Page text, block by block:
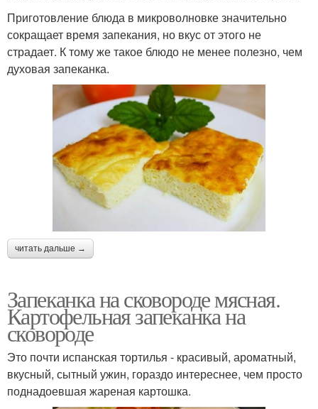
Приготовление блюда в микроволновке значительно
сокращает время запекания, но вкус от этого не
страдает. К тому же такое блюдо не менее полезно, чем
духовая запеканка.
читать дальше →
Запеканка на сковороде мясная.
Картофельная запеканка на
сковороде
Это почти испанская тортилья - красивый, ароматный,
вкусный, сытный ужин, гораздо интереснее, чем просто
поднадоевшая жареная картошка.